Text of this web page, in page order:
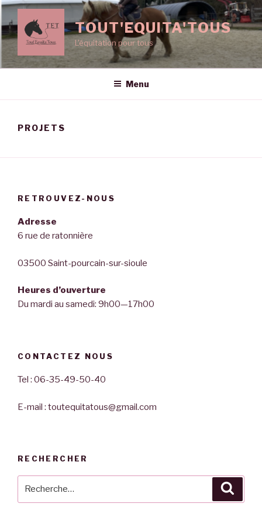
Aller
contenu
TOUT'EQUITA'TOUS
L'équitation pour tous
Menu
PROJETS
RETROUVEZ-NOUS
Adresse
6 rue de ratonnière
03500 Saint-pourcain-sur-sioule
Heures d’ouverture
Du mardi au samedi: 9h00—17h00
CONTACTEZ NOUS
Tel : 06-35-49-50-40
E-mail : toutequitatous@gmail.com
RECHERCHER